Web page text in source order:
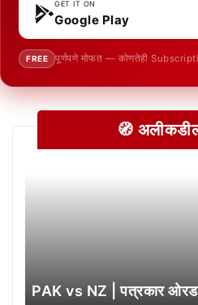
GET IT ON
Google Play
FREE पूर्णपणे मोफत — कोणतेही
🧭
PAK vs NZ | पत्रकार